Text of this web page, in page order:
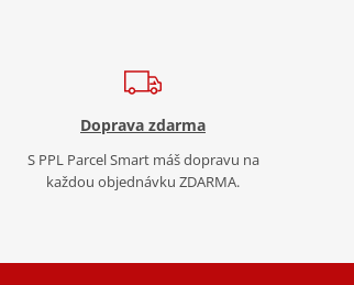
Doprava zdarma
S PPL Parcel Smart máš dopravu na
každou objednávku ZDARMA.